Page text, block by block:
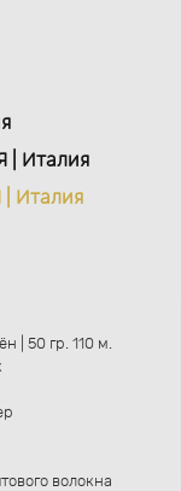
| Италия
| Италия
| 50 гр. 110 м.
волокна